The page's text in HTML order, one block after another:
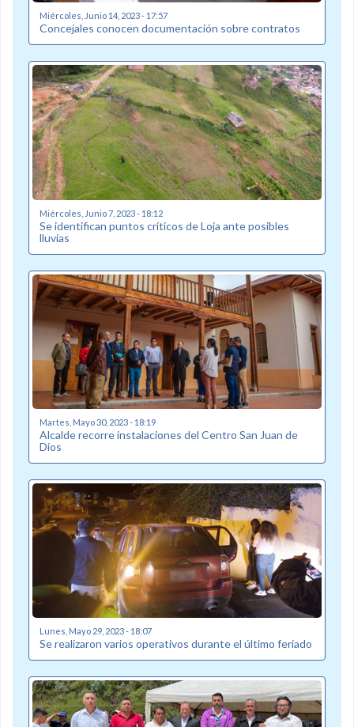
Miércoles, Junio 14, 2023 - 17:57
Concejales conocen documentación sobre contratos
Miércoles, Junio 7, 2023 - 18:12
Se identifican puntos críticos de Loja ante posibles
lluvias
Martes, Mayo 30, 2023 - 18:19
Alcalde recorre instalaciones del Centro San Juan de
Dios
Lunes, Mayo 29, 2023 - 18:07
Se realizaron varios operativos durante el último feriado